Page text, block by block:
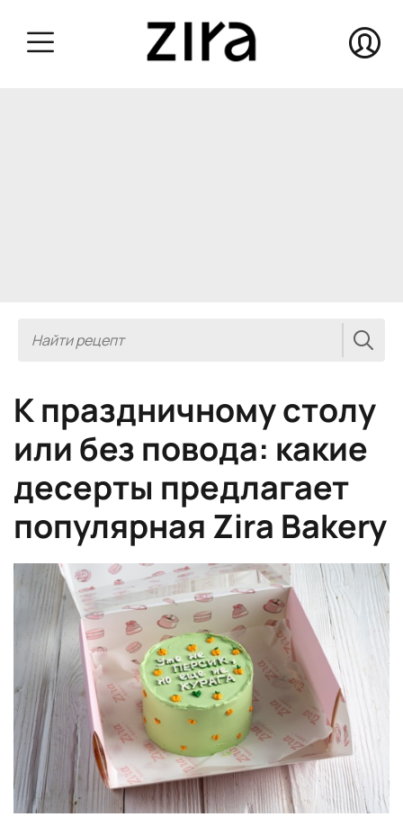
К праздничному столу
или без повода: какие
десерты предлагает
популярная Zira Bakery